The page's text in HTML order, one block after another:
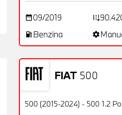
date_range09/2019 add_road
local_gas_station Benzina settings
FIAT 500
OFFERTA
Usato
500 (2015-2024) - 500 1.2